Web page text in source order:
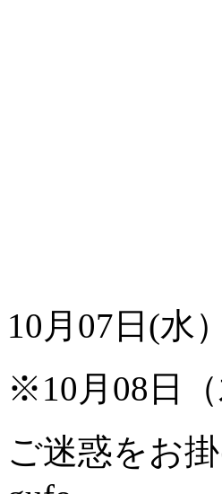
10月07日(水
※10月08日
ご迷惑をお